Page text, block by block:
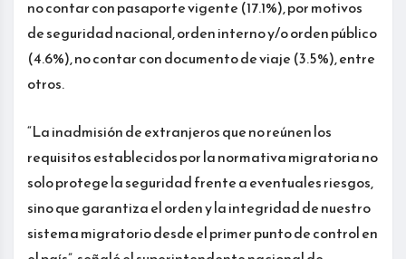
no contar con pasaporte vigente (17.1%), por motivos
de seguridad nacional, orden interno y/o orden público
(4.6%), no contar con documento de viaje (3.5%), entre
otros.
“La inadmisión de extranjeros que no reúnen los
requisitos establecidos por la normativa migratoria no
solo protege la seguridad frente a eventuales riesgos,
sino que garantiza el orden y la integridad de nuestro
sistema migratorio desde el primer punto de control en